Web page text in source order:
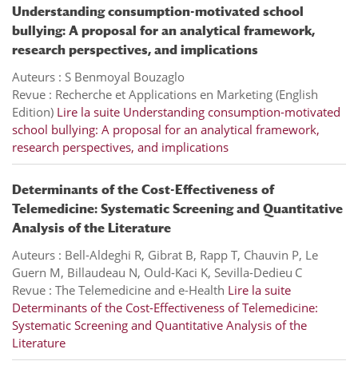
Understanding consumption-motivated school
bullying: A proposal for an analytical framework,
research perspectives, and implications
Auteurs : S Benmoyal Bouzaglo
Revue : Recherche et Applications en Marketing (English
Edition) Lire la suite Understanding consumption-motivated
school bullying: A proposal for an analytical framework,
research perspectives, and implications
Determinants of the Cost-Effectiveness of
Telemedicine: Systematic Screening and Quantitative
Analysis of the Literature
Auteurs : Bell-Aldeghi R, Gibrat B, Rapp T, Chauvin P, Le
Guern M, Billaudeau N, Ould-Kaci K, Sevilla-Dedieu C
Revue : The Telemedicine and e-Health Lire la suite
Determinants of the Cost-Effectiveness of Telemedicine:
Systematic Screening and Quantitative Analysis of the
Literature